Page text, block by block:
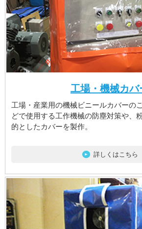
工場・機械カバ
工場・産業用の機械ビニールカバーの
どで使用する工作機械の防塵対策や、
的としたカバーを製作。
詳しくはこちら